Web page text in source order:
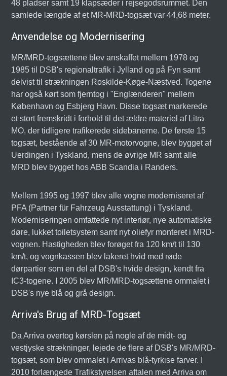
48 pladser samt 19 klapsæder i rejsegodsrummet. Den
samlede længde af et MR-MRD-togsæt var 44,68 meter.
Anvendelse og Modernisering
MR/MRD-togsættene blev anskaffet mellem 1978 og
1985 til DSB's regionaltrafik i Jylland og på Fyn samt
delvist til strækningen Roskilde-Køge-Næstved. Togene
har også kørt som fjerntog i "Englænderen" mellem
København og Esbjerg Havn. Disse togsæt markerede
et stort fremskridt i forhold til det ældre materiel af Litra
MO, der tidligere trafikerede sidebanerne. De første 15
togsæt, bestående af 30 MR-motorvogne, blev bygget af
Uerdingen i Tyskland, mens de øvrige MR samt alle
MRD blev bygget hos ABB Scandia i Randers.
Mellem 1995 og 1997 blev alle vogne moderniseret af
PFA (Partner für Fahrzeug Ausstattung) i Tyskland.
Moderniseringen omfattede nyt interiør, nye automatiske
døre, lukket toiletsystem samt nyt oliefyr monteret i MRD-
vognen. Hastigheden blev forøget fra 120 km/t til 130
km/t, og vognkassen blev lakeret hvid med røde
dørpartier som en del af DSB's hvide design, kendt fra
IC3-togene. I 2005 blev MR/MRD-togsættene ommalet i
DSB's nye blå og grå design.
Arriva's Brug af MRD-Togsæt
Da Arriva overtog kørslen på nogle af de midt- og
vestjyske strækninger, lejede de flere af DSB's MR/MRD-
togsæt, som blev ommalet i Arrivas blå-tyrkise farver. I
2010 forlængede Trafikstyrelsen aftalen med Arriva om